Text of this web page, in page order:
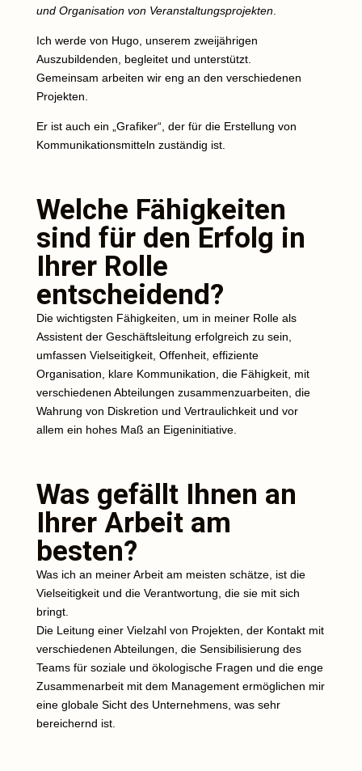
und Organisation von Veranstaltungsprojekten.
Ich werde von Hugo, unserem zweijährigen
Auszubildenden, begleitet und unterstützt.
Gemeinsam arbeiten wir eng an den verschiedenen
Projekten.
Er ist auch ein „Grafiker“, der für die Erstellung von
Kommunikationsmitteln zuständig ist.
Welche Fähigkeiten
sind für den Erfolg in
Ihrer Rolle
entscheidend?
Die wichtigsten Fähigkeiten, um in meiner Rolle als
Assistent der Geschäftsleitung erfolgreich zu sein,
umfassen Vielseitigkeit, Offenheit, effiziente
Organisation, klare Kommunikation, die Fähigkeit, mit
verschiedenen Abteilungen zusammenzuarbeiten, die
Wahrung von Diskretion und Vertraulichkeit und vor
allem ein hohes Maß an Eigeninitiative.
Was gefällt Ihnen an
Ihrer Arbeit am
besten?
Was ich an meiner Arbeit am meisten schätze, ist die
Vielseitigkeit und die Verantwortung, die sie mit sich
bringt.
Die Leitung einer Vielzahl von Projekten, der Kontakt mit
verschiedenen Abteilungen, die Sensibilisierung des
Teams für soziale und ökologische Fragen und die enge
Zusammenarbeit mit dem Management ermöglichen mir
eine globale Sicht des Unternehmens, was sehr
bereichernd ist.